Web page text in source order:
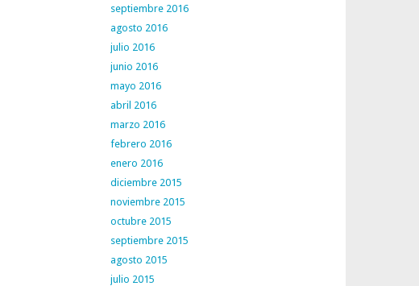
septiembre 2016
agosto 2016
julio 2016
junio 2016
mayo 2016
abril 2016
marzo 2016
febrero 2016
enero 2016
diciembre 2015
noviembre 2015
octubre 2015
septiembre 2015
agosto 2015
julio 2015